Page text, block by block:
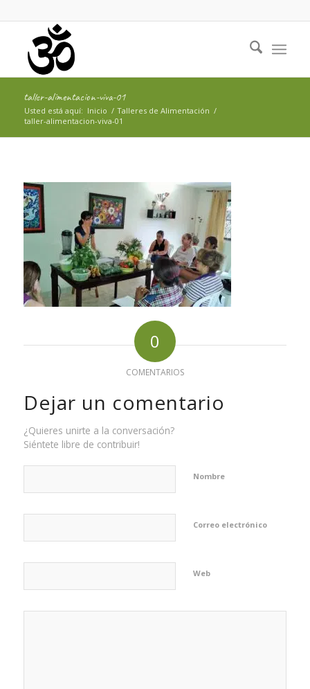
taller-alimentacion-viva-01
Usted está aquí: Inicio / Talleres de Alimentación /
taller-alimentacion-viva-01
0
COMENTARIOS
Dejar un comentario
¿Quieres unirte a la conversación?
Siéntete libre de contribuir!
Nombre
Correo electrónico
Web